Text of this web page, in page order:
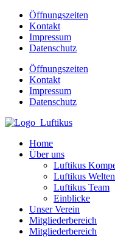
Öffnungszeiten
Kontakt
Impressum
Datenschutz
Öffnungszeiten
Kontakt
Impressum
Datenschutz
Home
Über uns
Luftikus
Luftikus Welten
Luftikus Team
Einblicke
Unser Verein
Mitgliederbereich
Mitgliederbereich